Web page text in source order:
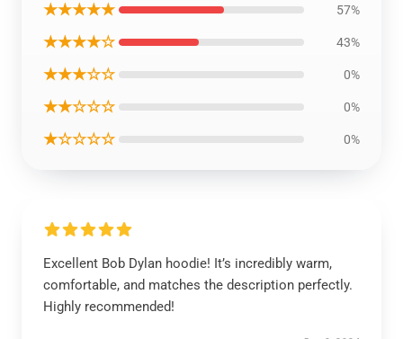
★★★★★ 57%
★★★★☆ 43%
★★★☆☆ 0%
★★☆☆☆ 0%
★☆☆☆☆ 0%
Excellent Bob Dylan hoodie! It’s incredibly warm,
comfortable, and matches the description perfectly.
Highly recommended!